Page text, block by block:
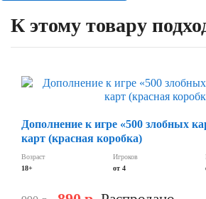
К этому товару
Скидка
Дополнение к игре «500 злобных
карт (красная коробка)
Возраст
18+
Игроков
от 4